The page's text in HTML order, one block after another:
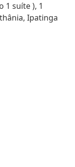
1 suíte ), 1
Ipatinga